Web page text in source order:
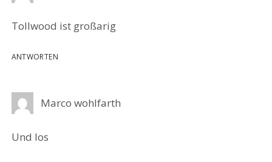
Tollwood ist großarig
ANTWORTEN
Marco wohlfarth
Und los